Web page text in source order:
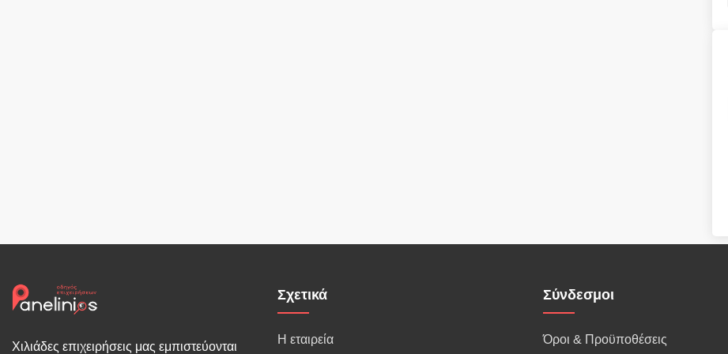
Χιλιάδες επιχειρήσεις μας εμπιστεύονται
Σχετικά
Η εταιρεία
Σύνδεσμοι
Όροι & Προϋποθέσεις